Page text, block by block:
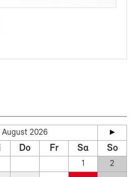
August 2026
Do Fr Sa So
1
2